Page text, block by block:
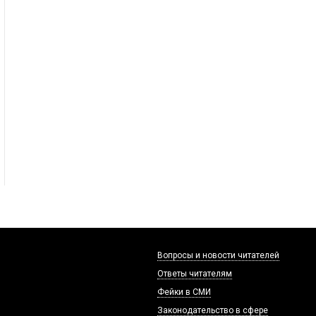
Вопросы и новости читателей
Ответы читателям
Фейки в СМИ
Законодательство в сфере